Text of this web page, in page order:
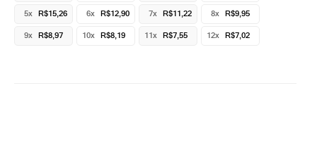
5x R$15,26 6x R$12,90 7x R$11,22 8x R$9,95
9x R$8,97 10x R$8,19 11x R$7,55 12x R$7,02